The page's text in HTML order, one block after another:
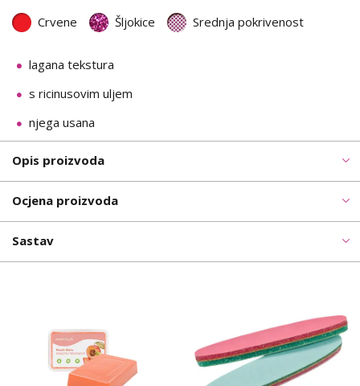
Crvene Šljokice Srednja pokrivenost
lagana tekstura
s ricinusovim uljem
njega usana
Opis proizvoda
Ocjena proizvoda
Sastav